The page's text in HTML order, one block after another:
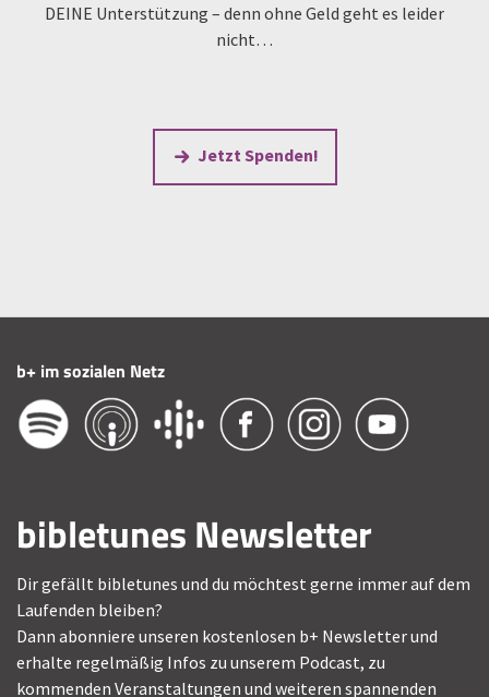
DEINE Unterstützung – denn ohne Geld geht es leider
nicht…
Jetzt Spenden!
b+ im sozialen Netz
bibletunes Newsletter
Dir gefällt bibletunes und du möchtest gerne immer auf dem
Laufenden bleiben?
Dann abonniere unseren kostenlosen b+ Newsletter und
erhalte regelmäßig Infos zu unserem Podcast, zu
kommenden Veranstaltungen und weiteren spannenden